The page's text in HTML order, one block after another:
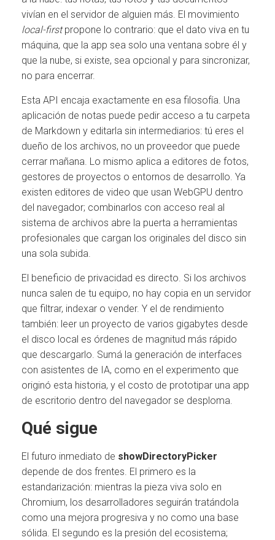
vivían en el servidor de alguien más. El movimiento
local-firstpropone lo contrario: que el dato viva en tu
máquina, que la app sea solo una ventana sobre él y
que la nube, si existe, sea opcional y para sincronizar,
no para encerrar.
Esta API encaja exactamente en esa filosofía. Una
aplicación de notas puede pedir acceso a tu carpeta
de Markdown y editarla sin intermediarios: tú eres el
dueño de los archivos, no un proveedor que puede
cerrar mañana. Lo mismo aplica a editores de fotos,
gestores de proyectos o entornos de desarrollo. Ya
existen editores de video que usan WebGPU dentro
del navegador; combinarlos con acceso real al
sistema de archivos abre la puerta a herramientas
profesionales que cargan los originales del disco sin
una sola subida.
El beneficio de privacidad es directo. Si los archivos
nunca salen de tu equipo, no hay copia en un servidor
que filtrar, indexar o vender. Y el de rendimiento
también: leer un proyecto de varios gigabytes desde
el disco local es órdenes de magnitud más rápido
que descargarlo. Sumá la generación de interfaces
con asistentes de IA, como en el experimento que
originó esta historia, y el costo de prototipar una app
de escritorio dentro del navegador se desploma.
Qué sigue
El futuro inmediato de showDirectoryPicker
depende de dos frentes. El primero es la
estandarización: mientras la pieza viva solo en
Chromium, los desarrolladores seguirán tratándola
como una mejora progresiva y no como una base
sólida. El segundo es la presión del ecosistema;